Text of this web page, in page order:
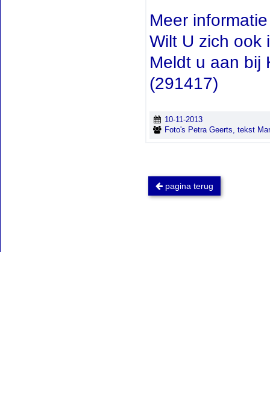
Meer
Wilt U zich ook
Meldt u aan bij
(291417)
10-11-2013
Foto's Petra Geerts, tekst
pagina terug